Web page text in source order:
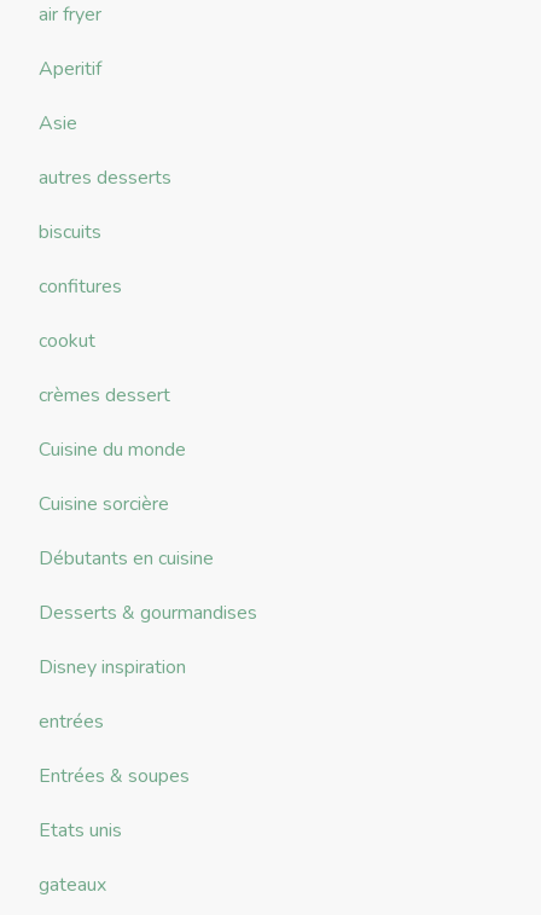
air fryer
Aperitif
Asie
autres desserts
biscuits
confitures
cookut
crèmes dessert
Cuisine du monde
Cuisine sorcière
Débutants en cuisine
Desserts & gourmandises
Disney inspiration
entrées
Entrées & soupes
Etats unis
gateaux